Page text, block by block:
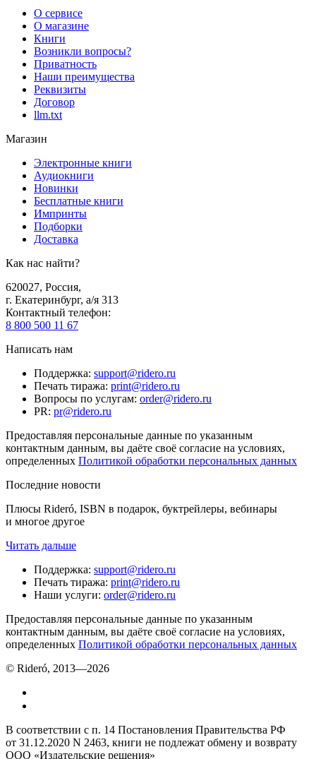
О сервисе
О магазине
Книги
Возникли вопросы?
Приватность
Наши преимущества
Реквизиты
Договор
llm.txt
Магазин
Электронные книги
Аудиокниги
Новинки
Бесплатные книги
Импринты
Подборки
Доставка
Как нас найти?
620027, Россия,
г. Екатеринбург, а/я 313
Контактный телефон:
8 800 500 11 67
Написать нам
Поддержка: support@ridero.ru
Печать тиража: print@ridero.ru
Вопросы по услугам: order@ridero.ru
PR: pr@ridero.ru
Предоставляя персональные данные по указанным
контактным данным, вы даёте своё согласие на условиях,
определенных Политикой обработки персональных данных
Последние новости
Плюсы Rideró, ISBN в подарок, буктрейлеры, вебинары
и многое другое
Читать дальше
Поддержка: support@ridero.ru
Печать тиража: print@ridero.ru
Наши услуги: order@ridero.ru
Предоставляя персональные данные по указанным
контактным данным, вы даёте своё согласие на условиях,
определенных Политикой обработки персональных данных
© Rideró, 2013—2026
В соответствии с п. 14 Постановления Правительства РФ
от 31.12.2020 N 2463, книги не подлежат обмену и возврату
ООО «Издательские решения»